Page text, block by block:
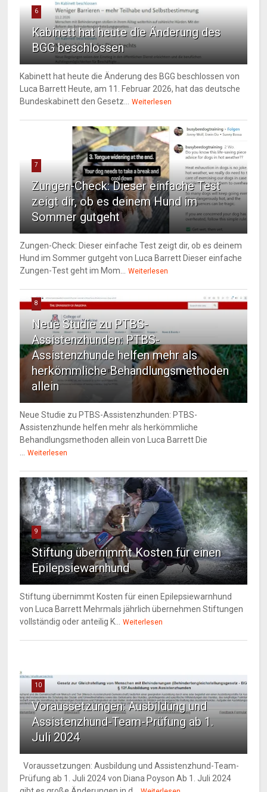
6
Kabinett hat heute die Änderung des
BGG beschlossen
Kabinett hat heute die Änderung des BGG beschlossen von
Luca Barrett Heute, am 11. Februar 2026, hat das deutsche
Bundeskabinett den Gesetz... Weiterlesen
7
Zungen-Check: Dieser einfache Test
zeigt dir, ob es deinem Hund im
Sommer gutgeht
Zungen-Check: Dieser einfache Test zeigt dir, ob es deinem
Hund im Sommer gutgeht von Luca Barrett Dieser einfache
Zungen-Test geht im Mom... Weiterlesen
8
Neue Studie zu PTBS-
Assistenzhunden: PTBS-
Assistenzhunde helfen mehr als
herkömmliche Behandlungsmethoden
allein
Neue Studie zu PTBS-Assistenzhunden: PTBS-
Assistenzhunde helfen mehr als herkömmliche
Behandlungsmethoden allein von Luca Barrett Die
... Weiterlesen
9
Stiftung übernimmt Kosten für einen
Epilepsiewarnhund
Stiftung übernimmt Kosten für einen Epilepsiewarnhund
von Luca Barrett Mehrmals jährlich übernehmen Stiftungen
vollständig oder anteilig K... Weiterlesen
10
Voraussetzungen: Ausbildung und
Assistenzhund-Team-Prüfung ab 1.
Juli 2024
Voraussetzungen: Ausbildung und Assistenzhund-Team-
Prüfung ab 1. Juli 2024 von Diana Poyson Ab 1. Juli 2024